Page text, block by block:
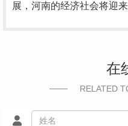
展，河南的经济社会将迎
在
RELATED